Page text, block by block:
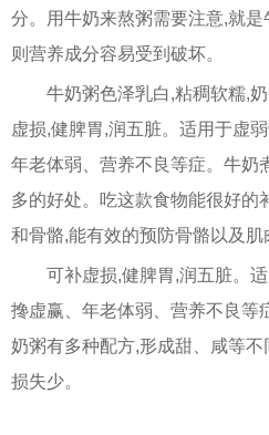
分。用牛奶来熬粥需要注意,就
则营养成分容易受到破坏。
牛奶粥色泽乳白,粘稠软糯,
虚损,健脾胃,润五脏。适用于虚
年老体弱、营养不良等症。牛奶
多的好处。吃这款食物能很好的
和骨骼,能有效的预防骨骼以及肌
可补虚损,健脾胃,润五脏。
搀虚赢、年老体弱、营养不良等
奶粥有多种配方,形成甜、咸等
损失少。